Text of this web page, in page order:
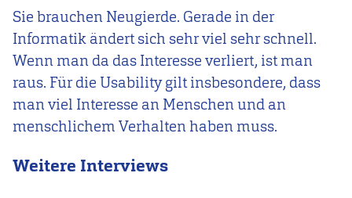
Sie brauchen Neugierde. Gerade in der
Informatik ändert sich sehr viel sehr schnell.
Wenn man da das Interesse verliert, ist man
raus. Für die Usability gilt insbesondere, dass
man viel Interesse an Menschen und an
menschlichem Verhalten haben muss.
Weitere Interviews